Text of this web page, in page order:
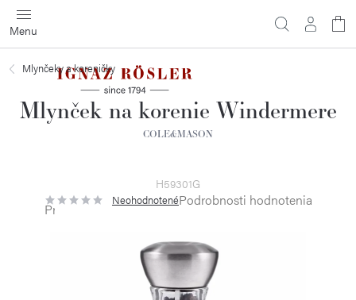
Prejsť
na
obsah
Mlynčeky a koreničky
Mlynček na korenie Windermere
COLE&MASON
H59301G
Priemerné
hodnotenie
NeohodnotenéPodrobnosti hodnotenia